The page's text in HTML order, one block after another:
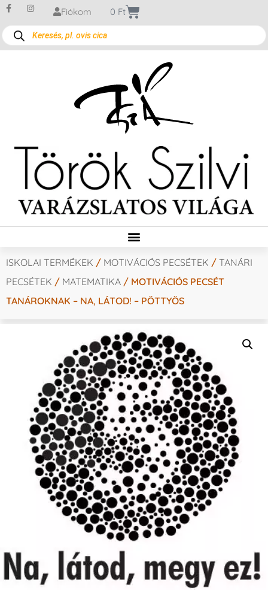
Fiókom 0 Ft
ISKOLAI TERMÉKEK / MOTIVÁCIÓS PECSÉTEK / TANÁRI
PECSÉTEK / MATEMATIKA / MOTIVÁCIÓS PECSÉT
TANÁROKNAK – NA, LÁTOD! – PÖTTYÖS